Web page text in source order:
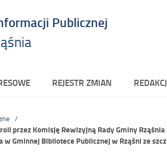
Publicznej
REJESTR ZMIAN
przez Komisję Rewizyjną Rady Gminy
Gminnej Bibliotece Publicznej w Rząśni ze